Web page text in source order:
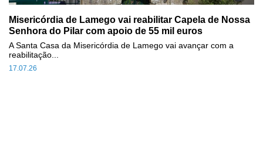
Misericórdia de Lamego vai reabilitar Capela de Nossa
Senhora do Pilar com apoio de 55 mil euros
17.07.26
A Santa Casa da Misericórdia de Lamego vai avançar com a
reabilitação...